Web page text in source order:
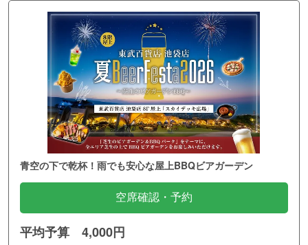
青空の下で乾杯！雨でも安心な屋上BBQビアガーデン
空席確認・予約
平均予算 4,000円